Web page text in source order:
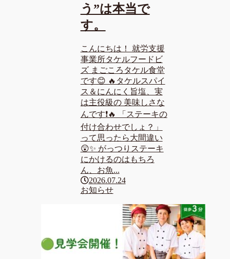
う”は本当で
す。
こんにちは！ 就労支援
事業所タケルフードビ
ズ まごころタケル食堂
です😊 🔥タケルスパイ
ス＆にんにく旨塩、実
は主役級の 美味しさな
んです❗🔥 「ステーキの
付け合わせでしょ？」
って思ったら大間違い
😲✨ がっつりステーキ
にかけるのはもちろ
ん、お魚...
2026.07.24
お知らせ